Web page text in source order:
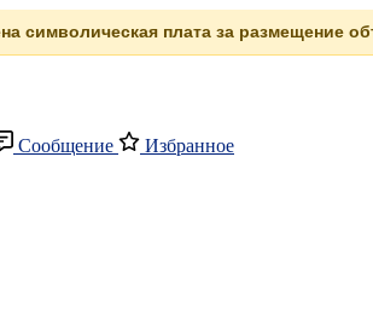
символическая плата за размещение
Сообщение Избранное